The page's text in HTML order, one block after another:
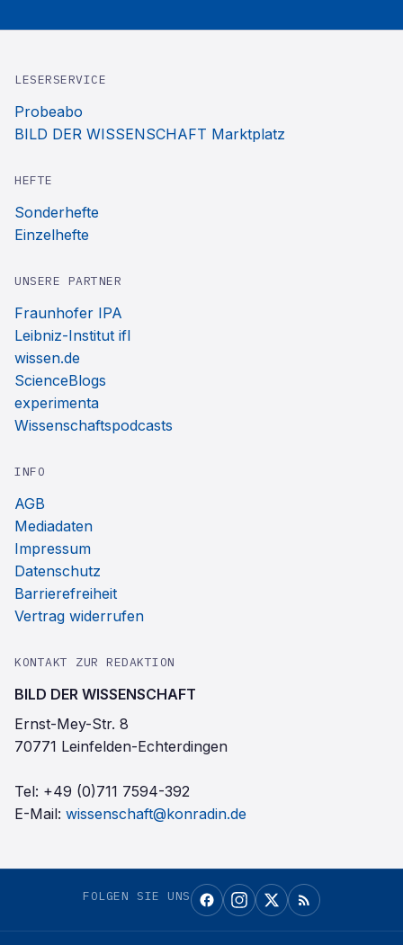
LESERSERVICE
Probeabo
BILD DER WISSENSCHAFT Marktplatz
HEFTE
Sonderhefte
Einzelhefte
UNSERE PARTNER
Fraunhofer IPA
Leibniz-Institut ifl
wissen.de
ScienceBlogs
experimenta
Wissenschaftspodcasts
INFO
AGB
Mediadaten
Impressum
Datenschutz
Barrierefreiheit
Vertrag widerrufen
KONTAKT ZUR REDAKTION
BILD DER WISSENSCHAFT
Ernst-Mey-Str. 8
70771 Leinfelden-Echterdingen
Tel: +49 (0)711 7594-392
E-Mail: wissenschaft@konradin.de
FOLGEN SIE UNS